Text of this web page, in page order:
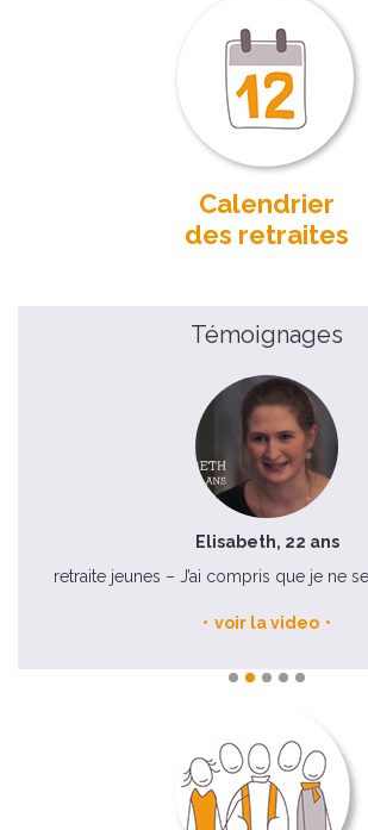
Calendrier
des retraites
Témoignages
Elisabeth, 22 ans
retraite jeunes – J’ai compris que je ne
voir la video